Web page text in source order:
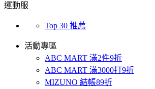
運動服
Top 30 推薦
活動專區
ABC MART 滿2件9折
ABC MART 滿3000打9折
MIZUNO 結帳89折